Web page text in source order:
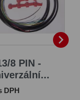
8 PIN -
DPH
